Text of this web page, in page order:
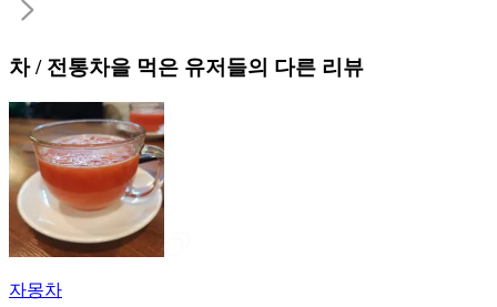
차 / 전통차을 먹은 유저들의 다른 리뷰
자몽차